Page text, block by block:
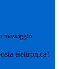
messaggio
elettronica!